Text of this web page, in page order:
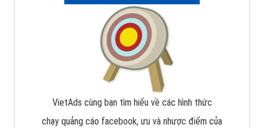
VietAds cùng bạn tìm hiểu về các hình thức
chạy quảng cáo facebook, ưu và nhược điểm của